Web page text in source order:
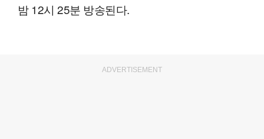
밤 12시 25분 방송된다.
ADVERTISEMENT